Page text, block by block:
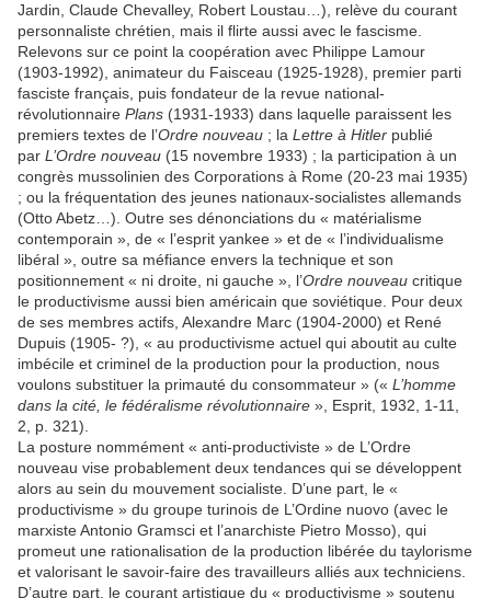
Jardin, Claude Chevalley, Robert Loustau…), relève du courant
personnaliste chrétien, mais il flirte aussi avec le fascisme.
Relevons sur ce point la coopération avec Philippe Lamour
(1903-1992), animateur du Faisceau (1925-1928), premier parti
fasciste français, puis fondateur de la revue national-
révolutionnaire Plans (1931-1933) dans laquelle paraissent les
premiers textes de l’Ordre nouveau ; la Lettre à Hitler publié
par L’Ordre nouveau (15 novembre 1933) ; la participation à un
congrès mussolinien des Corporations à Rome (20-23 mai 1935)
; ou la fréquentation des jeunes nationaux-socialistes allemands
(Otto Abetz…). Outre ses dénonciations du « matérialisme
contemporain », de « l’esprit yankee » et de « l’individualisme
libéral », outre sa méfiance envers la technique et son
positionnement « ni droite, ni gauche », l’Ordre nouveau critique
le productivisme aussi bien américain que soviétique. Pour deux
de ses membres actifs, Alexandre Marc (1904-2000) et René
Dupuis (1905- ?), « au productivisme actuel qui aboutit au culte
imbécile et criminel de la production pour la production, nous
voulons substituer la primauté du consommateur » (« L’homme
dans la cité, le fédéralisme révolutionnaire », Esprit, 1932, 1-11,
2, p. 321).
La posture nommément « anti-productiviste » de L’Ordre
nouveau vise probablement deux tendances qui se développent
alors au sein du mouvement socialiste. D’une part, le «
productivisme » du groupe turinois de L’Ordine nuovo (avec le
marxiste Antonio Gramsci et l’anarchiste Pietro Mosso), qui
promeut une rationalisation de la production libérée du taylorisme
et valorisant le savoir-faire des travailleurs alliés aux techniciens.
D’autre part, le courant artistique du « productivisme » soutenu